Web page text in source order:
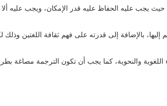
حيث يجب عليه الحفاظ عليه قدر الإمكان، ويجب عليه
إليها، بالإضافة إلى قدرته على فهم ثقافة اللغتين وذلك
والنحوية، كما يجب أن تكون الترجمة مصاغة